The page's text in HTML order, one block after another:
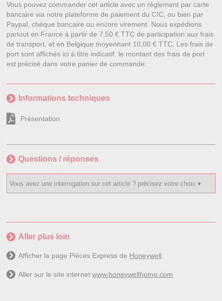
Vous pouvez commander cet article avec un règlement par carte
bancaire via notre plateforme de paiement du CIC, ou bien par
Paypal, chèque bancaire ou encore virement. Nous expédions
partout en France à partir de 7,50 € TTC de participation aux frais
de transport, et en Belgique moyennant 10,00 € TTC. Les frais de
port sont affichés ici à titre indicatif, le montant des frais de port
est précisé dans votre panier de commande.
Informations techniques
Présentation
Questions / réponses
Aller plus loin
Afficher la page Pièces Express de Honeywell
Aller sur le site internetwww.honeywellhome.com